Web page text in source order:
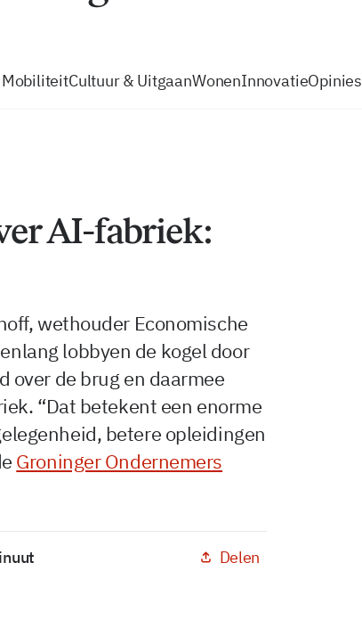
Cultuur & UitgaanWonenInnovatieOpinies
AI-fabriek:
wethouder Economische
lobbyen de kogel door
over de brug en daarmee
“Dat betekent een enorme
betere opleidingen
Groninger Ondernemers
Delen